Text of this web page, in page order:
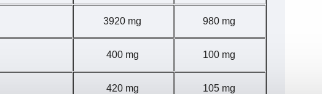
3920 mg 980 mg
400 mg 100 mg
420 mg 105 mg